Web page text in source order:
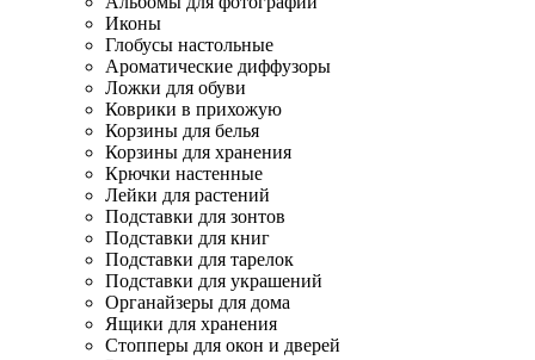
Иконы
Глобусы настольные
Ароматические диффузоры
Ложки для обуви
Коврики в прихожую
Корзины для белья
Корзины для хранения
Крючки настенные
Лейки для растений
Подставки для зонтов
Подставки для книг
Подставки для тарелок
Подставки для украшений
Органайзеры для дома
Ящики для хранения
Стопперы для окон и дверей